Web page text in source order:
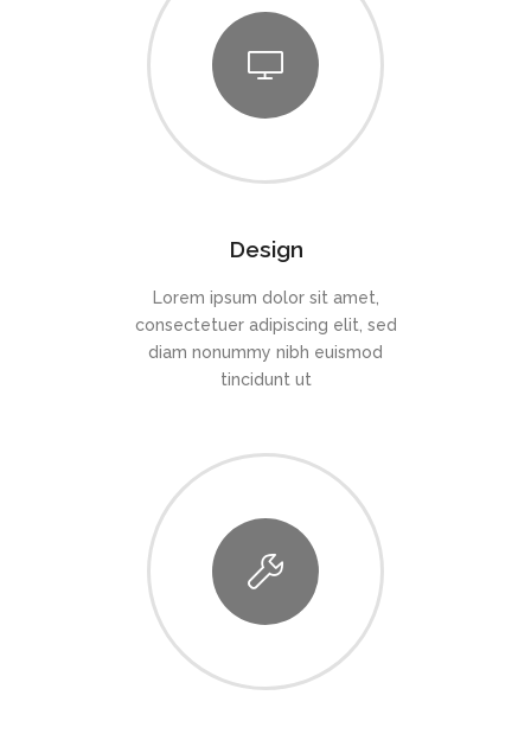
Design
Lorem ipsum dolor sit amet,
consectetuer adipiscing elit, sed
diam nonummy nibh euismod
tincidunt ut